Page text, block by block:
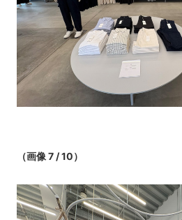
（画像 7 / 10）